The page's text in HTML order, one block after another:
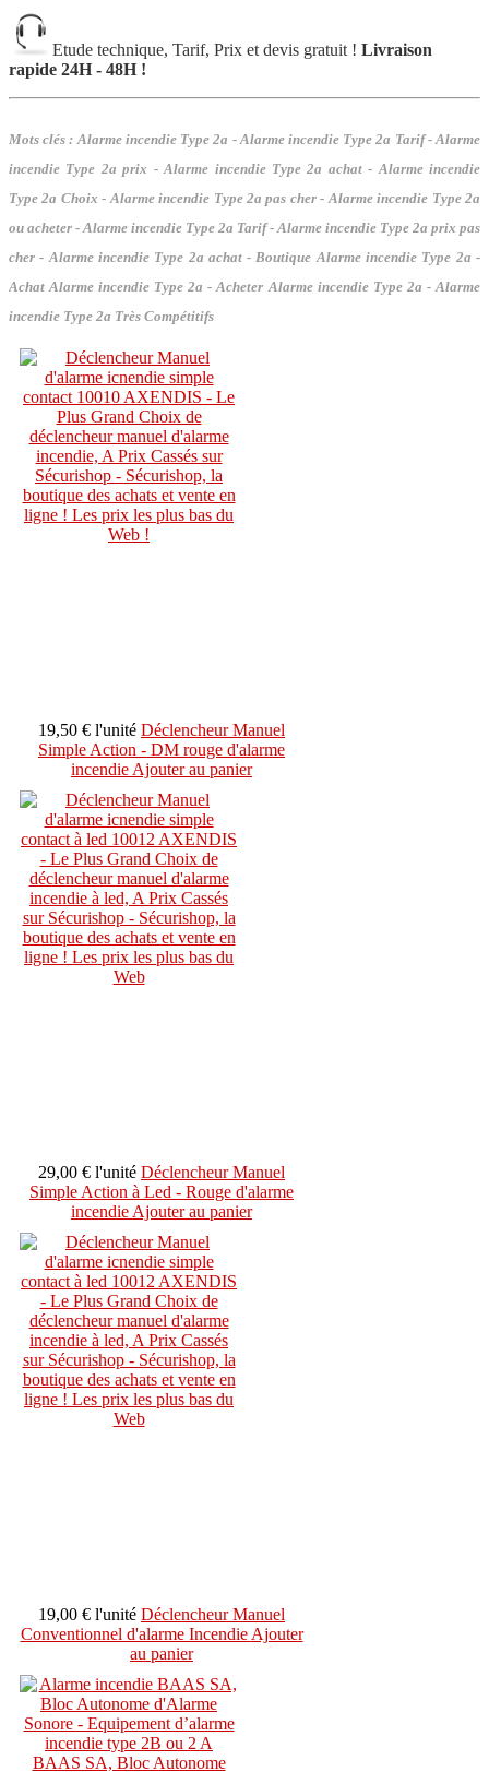
Etude technique, Tarif, Prix et devis gratuit ! Livraison
rapide 24H - 48H !
Mots clés : Alarme incendie Type 2a - Alarme incendie Type 2a Tarif - Alarme
incendie Type 2a prix - Alarme incendie Type 2a achat - Alarme incendie
Type 2a Choix - Alarme incendie Type 2a pas cher - Alarme incendie Type 2a
ou acheter - Alarme incendie Type 2a Tarif - Alarme incendie Type 2a prix pas
cher - Alarme incendie Type 2a achat - Boutique Alarme incendie Type 2a -
Achat Alarme incendie Type 2a - Acheter Alarme incendie Type 2a - Alarme
incendie Type 2a Très Compétitifs
19,50 € l'unité Déclencheur Manuel
Simple Action - DM rouge d'alarme
incendieAjouter au panier
29,00 € l'unité Déclencheur Manuel
Simple Action à Led - Rouge d'alarme
incendieAjouter au panier
19,00 € l'unité Déclencheur Manuel
Conventionnel d'alarme IncendieAjouter
au panier